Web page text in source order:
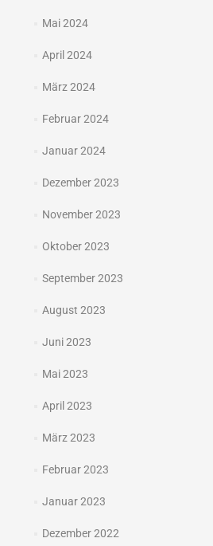
Mai 2024
April 2024
März 2024
Februar 2024
Januar 2024
Dezember 2023
November 2023
Oktober 2023
September 2023
August 2023
Juni 2023
Mai 2023
April 2023
März 2023
Februar 2023
Januar 2023
Dezember 2022